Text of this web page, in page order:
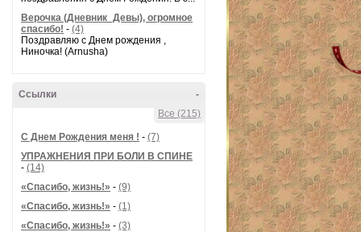
Верочка (Дневник_Девы), огромное
спасибо! - (4)
Поздравляю с Днем рождения ,
Ниночка! (Arnusha)
-
Ссылки
Все (215)
С Днем Рождения меня ! - (7)
УПРАЖНЕНИЯ ПРИ БОЛИ В СПИНЕ
- (14)
«Спасибо, жизнь!» - (9)
«Спасибо, жизнь!» - (1)
«Спасибо, жизнь!» - (3)